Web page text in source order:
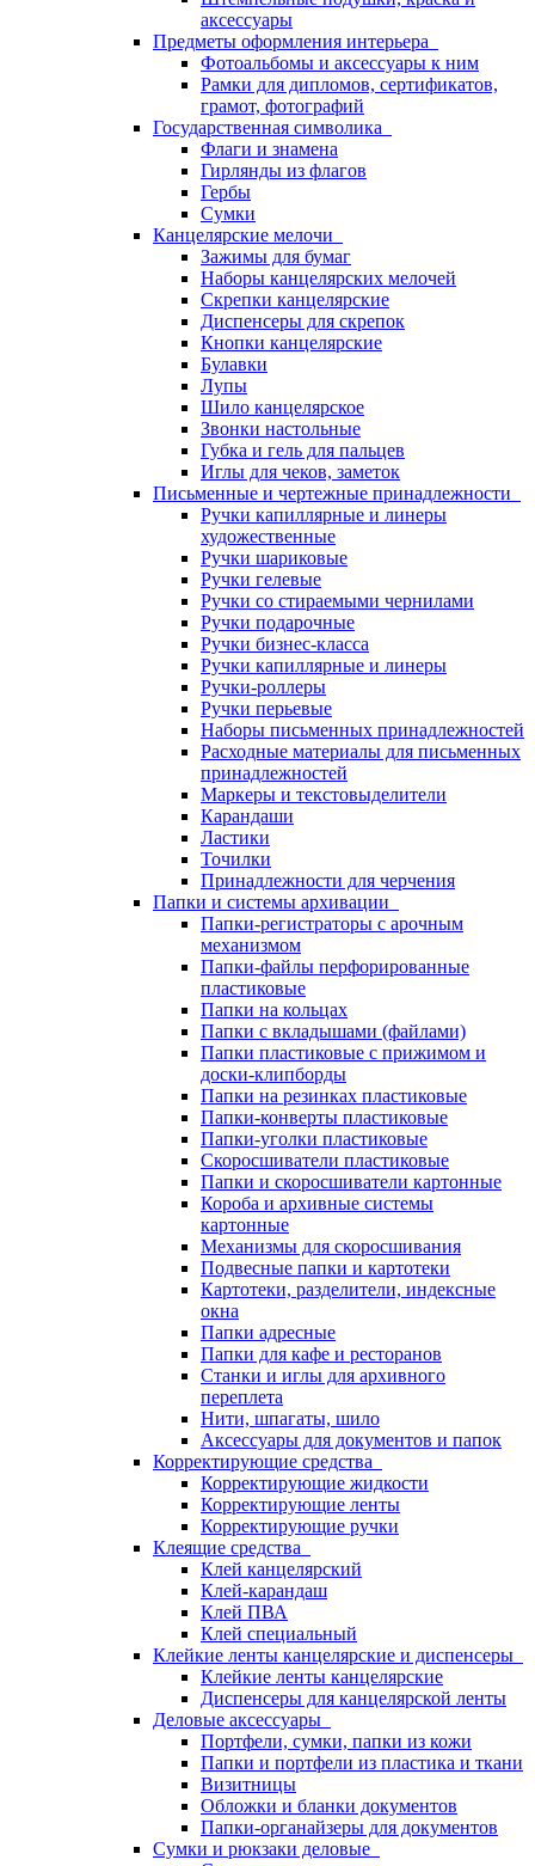
аксессуары
Предметы оформления интерьера
Фотоальбомы и аксессуары к ним
Рамки для дипломов, сертификатов,
грамот, фотографий
Государственная символика
Флаги и знамена
Гирлянды из флагов
Гербы
Сумки
Канцелярские мелочи
Зажимы для бумаг
Наборы канцелярских мелочей
Скрепки канцелярские
Диспенсеры для скрепок
Кнопки канцелярские
Булавки
Лупы
Шило канцелярское
Звонки настольные
Губка и гель для пальцев
Иглы для чеков, заметок
Письменные и чертежные принадлежности
Ручки капиллярные и линеры
художественные
Ручки шариковые
Ручки гелевые
Ручки со стираемыми чернилами
Ручки подарочные
Ручки бизнес-класса
Ручки капиллярные и линеры
Ручки-роллеры
Ручки перьевые
Наборы письменных принадлежностей
Расходные материалы для письменных
принадлежностей
Маркеры и текстовыделители
Карандаши
Ластики
Точилки
Принадлежности для черчения
Папки и системы архивации
Папки-регистраторы с арочным
механизмом
Папки-файлы перфорированные
пластиковые
Папки на кольцах
Папки с вкладышами (файлами)
Папки пластиковые с прижимом и
доски-клипборды
Папки на резинках пластиковые
Папки-конверты пластиковые
Папки-уголки пластиковые
Скоросшиватели пластиковые
Папки и скоросшиватели картонные
Короба и архивные системы
картонные
Механизмы для скоросшивания
Подвесные папки и картотеки
Картотеки, разделители, индексные
окна
Папки адресные
Папки для кафе и ресторанов
Станки и иглы для архивного
переплета
Нити, шпагаты, шило
Аксессуары для документов и папок
Корректирующие средства
Корректирующие жидкости
Корректирующие ленты
Корректирующие ручки
Клеящие средства
Клей канцелярский
Клей-карандаш
Клей ПВА
Клей специальный
Клейкие ленты канцелярские и диспенсеры
Клейкие ленты канцелярские
Диспенсеры для канцелярской ленты
Деловые аксессуары
Портфели, сумки, папки из кожи
Папки и портфели из пластика и ткани
Визитницы
Обложки и бланки документов
Папки-органайзеры для документов
Сумки и рюкзаки деловые